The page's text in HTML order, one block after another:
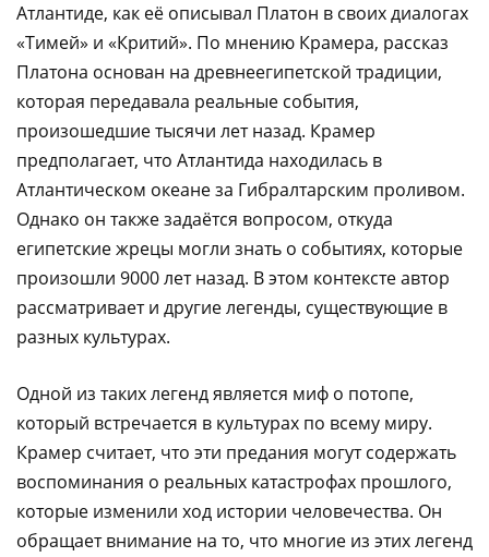
Атлантиде, как её описывал Платон в своих диалогах
«Тимей» и «Критий». По мнению Крамера, рассказ
Платона основан на древнеегипетской традиции,
которая передавала реальные события,
произошедшие тысячи лет назад. Крамер
предполагает, что Атлантида находилась в
Атлантическом океане за Гибралтарским проливом.
Однако он также задаётся вопросом, откуда
египетские жрецы могли знать о событиях, которые
произошли 9000 лет назад. В этом контексте автор
рассматривает и другие легенды, существующие в
разных культурах.
Одной из таких легенд является миф о потопе,
который встречается в культурах по всему миру.
Крамер считает, что эти предания могут содержать
воспоминания о реальных катастрофах прошлого,
которые изменили ход истории человечества. Он
обращает внимание на то, что многие из этих легенд